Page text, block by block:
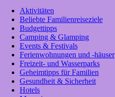
Aktivitäten
Beliebte Familienreiseziele
Budgettipps
Camping & Glamping
Events & Festivals
Ferienwohnungen und -häuser
Freizeit- und Wasserparks
Geheimtipps für Familien
Gesundheit & Sicherheit
Hotels